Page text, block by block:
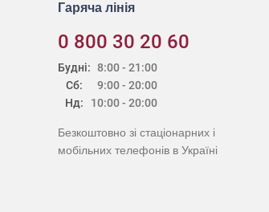
Гаряча лінія
0 800 30 20 60
Будні:
Сб:
Нд:
8:00 - 21:00
9:00 - 20:00
10:00 - 20:00
Безкоштовно зі стаціонарних і
мобільних телефонів в Україні